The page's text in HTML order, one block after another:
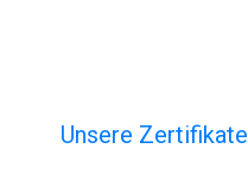
Unsere Zertifikate